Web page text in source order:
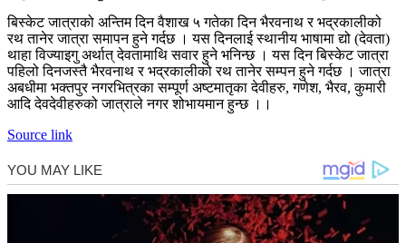
बिस्केट जात्राको अन्तिम दिन वैशाख ५ गतेका दिन भैरवनाथ र भद्रकालीको
रथ तानेर जात्रा समापन हुने गर्दछ । यस दिनलाई स्थानीय भाषामा द्यो (देवता)
थाहाविज्याइगुअर्थात् देवतामाथि सवार हुने भनिन्छ । यस दिन बिस्केट जात्रा
पहिलोदिनजस्तैभैरवनाथ र भद्रकालीको रथ तानेरसम्पनहुने गर्दछ । जात्रा
अबधीमा भक्तपुर नगरभित्रका सम्पूर्ण अष्टमातृका देवीहरु, गणेश, भैरव, कुमारी
आदिदेवदेवीहरुकोजात्राले नगर शोभायमान हुन्छ ।।
Source link